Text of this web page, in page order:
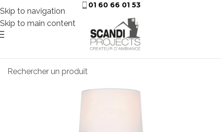
Skip to navigation
Skip to main content
01 60 66 01 53